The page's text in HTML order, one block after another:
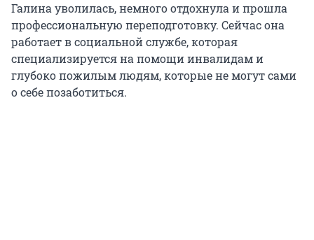
Галина уволилась, немного отдохнула и прошла
профессиональную переподготовку. Сейчас она
работает в социальной службе, которая
специализируется на помощи инвалидам и
глубоко пожилым людям, которые не могут сами
о себе позаботиться.